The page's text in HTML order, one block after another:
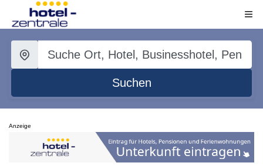
Suchen
Anzeige